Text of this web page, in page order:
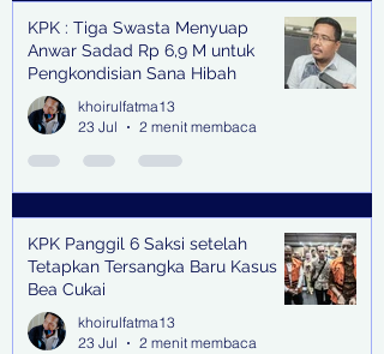
KPK : Tiga Swasta Menyuap
Anwar Sadad Rp 6,9 M untuk
Pengkondisian Sana Hibah
khoirulfatma13
23 Jul
2 menit membaca
KPK Panggil 6 Saksi setelah
Tetapkan Tersangka Baru Kasus
Bea Cukai
khoirulfatma13
23 Jul
2 menit membaca